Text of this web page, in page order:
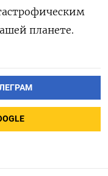
планете.